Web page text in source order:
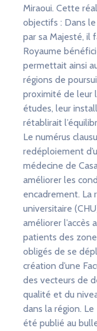
Miraoui. Cette
objectifs : Dans
par sa Majesté, il
Royaume
permettait ainsi
régions de
proximité de leur
études, leur
rétablirait
Le numérus
redéploiement
médecine de
améliorer les
encadrement. La
universitaire
améliorer l’accès
patients des
obligés de se
création d’une
des vecteurs de
qualité et du
dans la région.
été publié au